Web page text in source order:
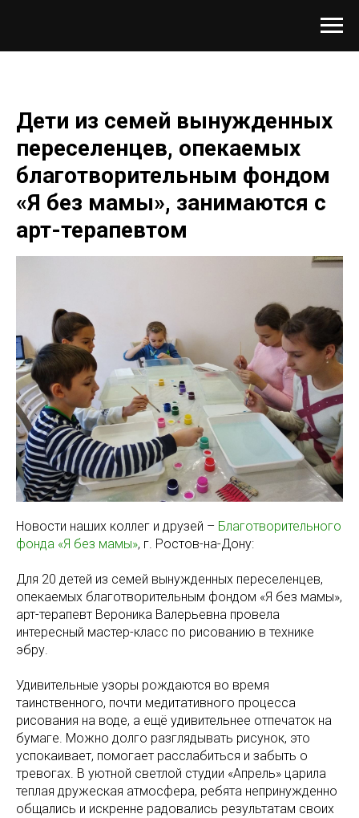
Дети из семей вынужденных
переселенцев, опекаемых
благотворительным фондом
«Я без мамы», занимаются с
арт-терапевтом
Новости наших коллег и друзей – Благотворительного
фонда «Я без мамы», г. Ростов-на-Дону:
Для 20 детей из семей вынужденных переселенцев,
опекаемых благотворительным фондом «Я без мамы»,
арт-терапевт Вероника Валерьевна провела
интересный мастер-класс по рисованию в технике
эбру.
Удивительные узоры рождаются во время
таинственного, почти медитативного процесса
рисования на воде, а ещё удивительнее отпечаток на
бумаге. Можно долго разглядывать рисунок, это
успокаивает, помогает расслабиться и забыть о
тревогах. В уютной светлой студии «Апрель» царила
теплая дружеская атмосфера, ребята непринужденно
общались и искренне радовались результатам своих